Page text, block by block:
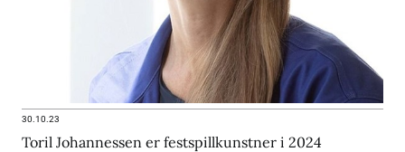
30.10.23
Toril Johannessen er festspillkunstner i 2024